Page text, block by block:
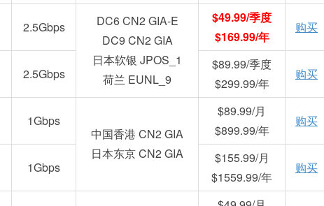
2.5Gbps
DC6 CN2 GIA-E
DC9 CN2 GIA
日本软银 JPOS_1
荷兰 EUNL_9
$49.99/季度
$169.99/年
购买
2.5Gbps
$89.99/季度
$299.99/年
购买
1Gbps
中国香港 CN2 GIA
日本东京 CN2 GIA
$89.99/月
$899.99/年
购买
1Gbps
$155.99/月
$1559.99/年
购买